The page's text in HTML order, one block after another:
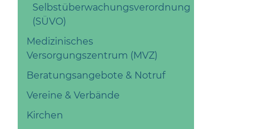
Selbstüberwachungsverordnung
(SÜVO)
Medizinisches
Versorgungszentrum (MVZ)
Beratungsangebote & Notruf
Vereine & Verbände
Kirchen